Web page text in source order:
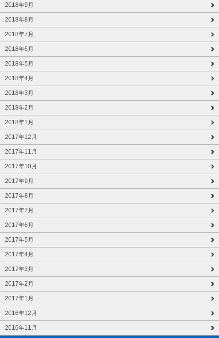
2018年9月
2018年8月
2018年7月
2018年6月
2018年5月
2018年4月
2018年3月
2018年2月
2018年1月
2017年12月
2017年11月
2017年10月
2017年9月
2017年8月
2017年7月
2017年6月
2017年5月
2017年4月
2017年3月
2017年2月
2017年1月
2016年12月
2016年11月